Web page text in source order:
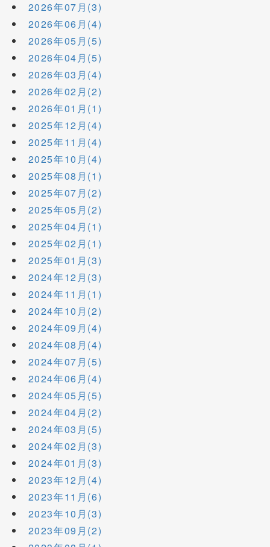
2026年07月(3)
2026年06月(4)
2026年05月(5)
2026年04月(5)
2026年03月(4)
2026年02月(2)
2026年01月(1)
2025年12月(4)
2025年11月(4)
2025年10月(4)
2025年08月(1)
2025年07月(2)
2025年05月(2)
2025年04月(1)
2025年02月(1)
2025年01月(3)
2024年12月(3)
2024年11月(1)
2024年10月(2)
2024年09月(4)
2024年08月(4)
2024年07月(5)
2024年06月(4)
2024年05月(5)
2024年04月(2)
2024年03月(5)
2024年02月(3)
2024年01月(3)
2023年12月(4)
2023年11月(6)
2023年10月(3)
2023年09月(2)